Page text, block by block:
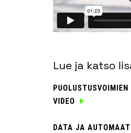
Lue ja katso
VIDEO
DATA JA